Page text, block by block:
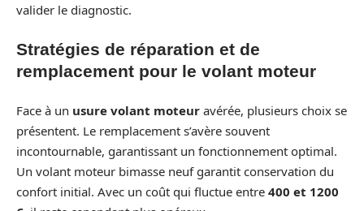
valider le diagnostic.
Stratégies de réparation et de
remplacement pour le volant moteur
Face à un usure volant moteur avérée, plusieurs choix se
présentent. Le remplacement s’avère souvent
incontournable, garantissant un fonctionnement optimal.
Un volant moteur bimasse neuf garantit conservation du
confort initial. Avec un coût qui fluctue entre 400 et 1200